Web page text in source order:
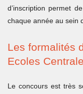
d’inscription permet
chaque année au sein
Les formalités
Ecoles
Le concours est très